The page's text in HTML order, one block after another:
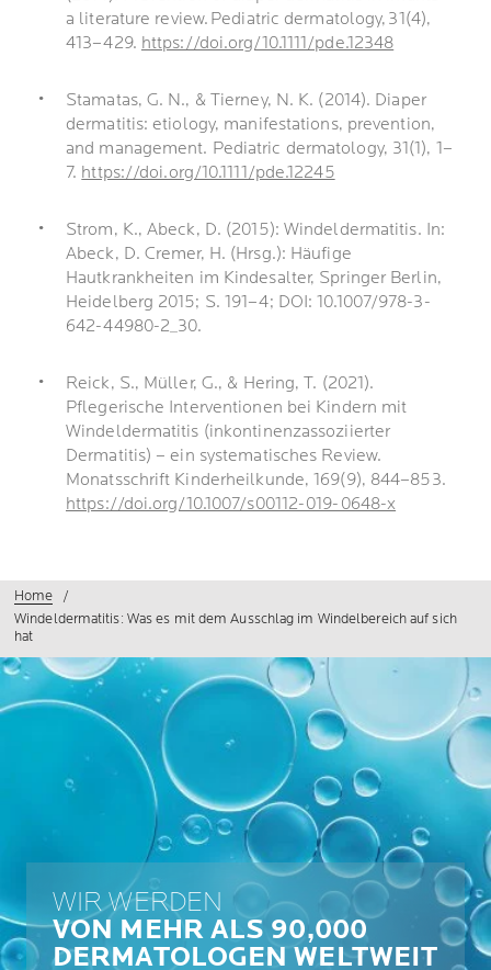
a literature review. Pediatric dermatology, 31(4),
413–429. https://doi.org/10.1111/pde.12348
Stamatas, G. N., & Tierney, N. K. (2014). Diaper
dermatitis: etiology, manifestations, prevention,
and management. Pediatric dermatology, 31(1), 1–
7. https://doi.org/10.1111/pde.12245
Strom, K., Abeck, D. (2015): Windeldermatitis. In:
Abeck, D. Cremer, H. (Hrsg.): Häufige
Hautkrankheiten im Kindesalter, Springer Berlin,
Heidelberg 2015; S. 191–4; DOI: 10.1007/978-3-
642-44980-2_30.
Reick, S., Müller, G., & Hering, T. (2021).
Pflegerische Interventionen bei Kindern mit
Windeldermatitis (inkontinenzassoziierter
Dermatitis) – ein systematisches Review.
Monatsschrift Kinderheilkunde, 169(9), 844–853.
https://doi.org/10.1007/s00112-019-0648-x
Home
Windeldermatitis: Was es mit dem Ausschlag im Windelbereich auf sich
hat
WIR WERDEN
VON MEHR ALS 90,000
DERMATOLOGEN WELTWEIT